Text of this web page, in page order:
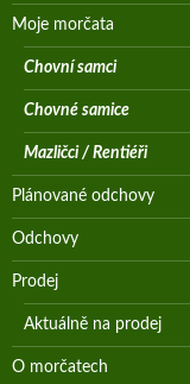
Moje morčata
Chovní samci
Chovné samice
Mazličci / Rentiéři
Plánované odchovy
Odchovy
Prodej
Aktuálně na prodej
O morčatech